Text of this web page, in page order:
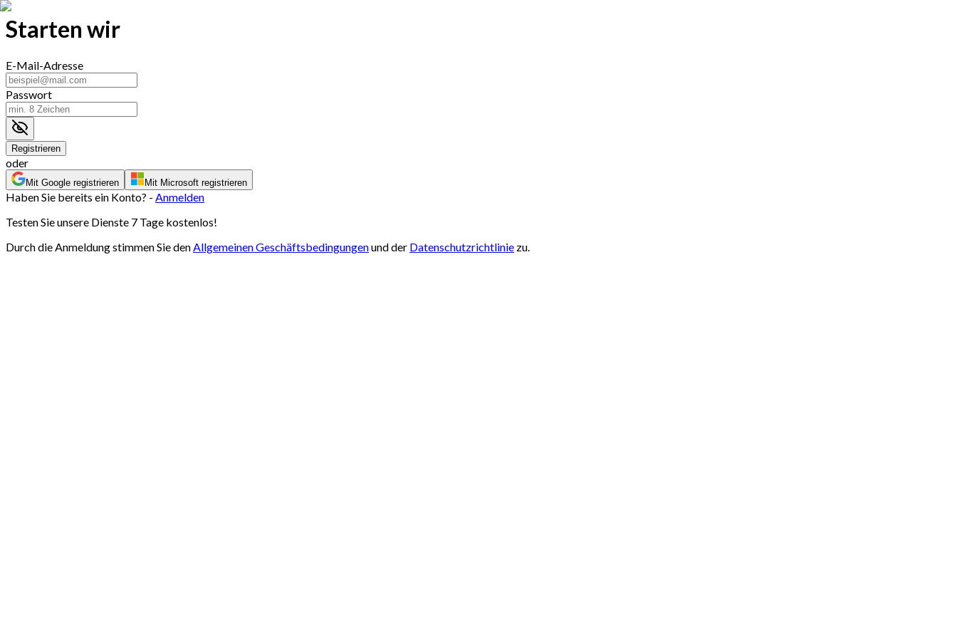
Starten wir
E-Mail-Adresse
Passwort
Registrieren
oder
Mit Google registrieren Mit Microsoft registrieren
Haben Sie bereits ein Konto? - Anmelden
Testen Sie unsere Dienste 7 Tage kostenlos!
Durch die Anmeldung stimmen Sie denAllgemeinen Geschäftsbedingungenund der Datenschutzrichtlinie zu.